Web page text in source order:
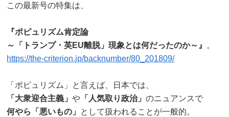
この最新号の特集は、
『ポピュリズム肯定論
～「トランプ・英EU離脱」現象とは何だったのか～』 。
https://the-criterion.jp/backnumber/80_201809/
「ポピュリズム」と言えば、日本では、
「大衆迎合主義」や 「人気取り政治」のニュアンスで
何やら「悪いもの」 として扱われることが一般的。